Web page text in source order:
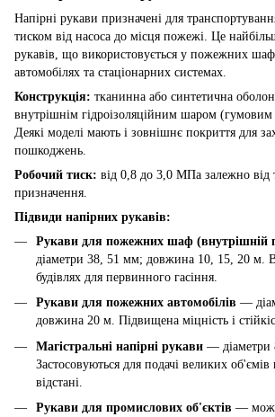
Напірні рукави призначені для
тиском від насоса до місця пожежі. Це
рукавів, що використовується у пожежних
автомобілях та стаціонарних системах.
Конструкція: тканинна або синтетична
внутрішнім гідроізоляційним шаром (гумовим
Деякі моделі мають і зовнішнє покриття для
пошкоджень.
Робочий тиск: від 0,8 до 3,0 МПа залежно від
призначення.
Підвиди напірних рукавів:
Рукави для пожежних шаф (внутрішній
діаметри 38, 51 мм; довжина 10, 15, 20 м.
будівлях для первинного гасіння.
Рукави для пожежних автомобілів —
довжина 20 м. Підвищена міцність і
Магістральні напірні рукави — діаметри
Застосовуються для подачі великих об'ємів
відстані.
Рукави для промислових об'єктів —